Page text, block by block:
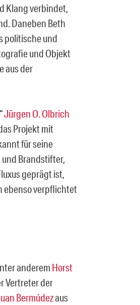
Klang verbindet,
Daneben Beth
politische und
und Objekt
aus der
Jürgen O. Olbrich
Projekt mit
für seine
und Brandstifter,
geprägt ist,
ebenso verpflichtet
anderem Horst
Vertreter der
Bermúdezaus